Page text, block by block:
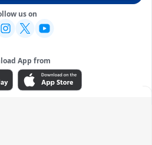
us on
App from